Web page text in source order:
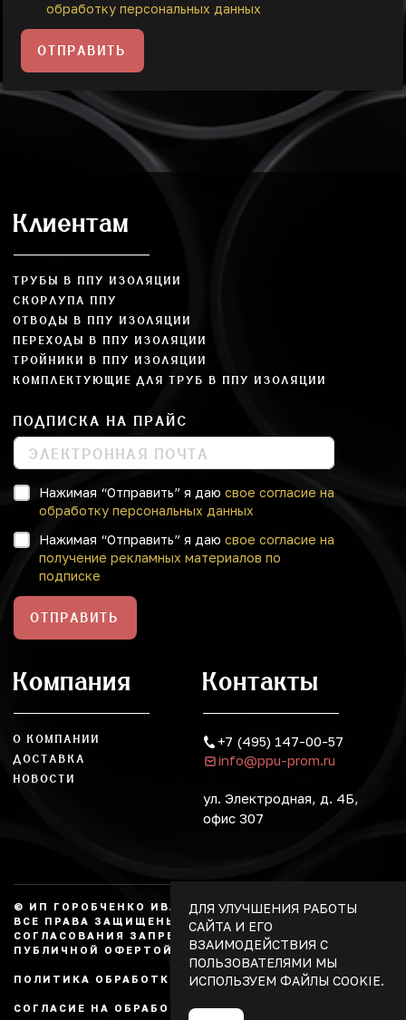
обработку персональных данных
ОТПРАВИТЬ
Клиентам
ТРУБЫ В ППУ ИЗОЛЯЦИИ
СКОРЛУПА ППУ
ОТВОДЫ В ППУ ИЗОЛЯЦИИ
ПЕРЕХОДЫ В ППУ ИЗОЛЯЦИИ
ТРОЙНИКИ В ППУ ИЗОЛЯЦИИ
КОМПЛЕКТУЮЩИЕ ДЛЯ ТРУБ В ППУ ИЗОЛЯЦИИ
ПОДПИСКА НА ПРАЙС
Нажимая “Отправить” я даю свое согласие на
обработку персональных данных
Нажимая “Отправить” я даю свое согласие на
получение рекламных материалов по
подписке
ОТПРАВИТЬ
Компания
О КОМПАНИИ
ДОСТАВКА
НОВОСТИ
Контакты
+7 (495) 147-00-57
info@ppu-prom.ru
ул. Электродная, д. 4Б,
офис 307
© ИП ГОРОБЧЕНКО ИВАН АЛЕКСАНДРОВИЧ, 2026.
ВСЕ ПРАВА ЗАЩИЩЕНЫ, КОПИРОВАНИЕ БЕЗ
СОГЛАСОВАНИЯ ЗАПРЕЩЕНО. НЕ ЯВЛЯЕТСЯ
ПУБЛИЧНОЙ ОФЕРТОЙ.
ПОЛИТИКА ОБРАБОТКИ ПЕРСОНАЛЬНЫХ ДАННЫХ
СОГЛАСИЕ НА ОБРАБОТКУ ПЕРСОНАЛЬНЫХ ДАННЫХ
ДЛЯ УЛУЧШЕНИЯ РАБОТЫ
САЙТА И ЕГО
ВЗАИМОДЕЙСТВИЯ С
ПОЛЬЗОВАТЕЛЯМИ МЫ
ИСПОЛЬЗУЕМ ФАЙЛЫ COOKIE.